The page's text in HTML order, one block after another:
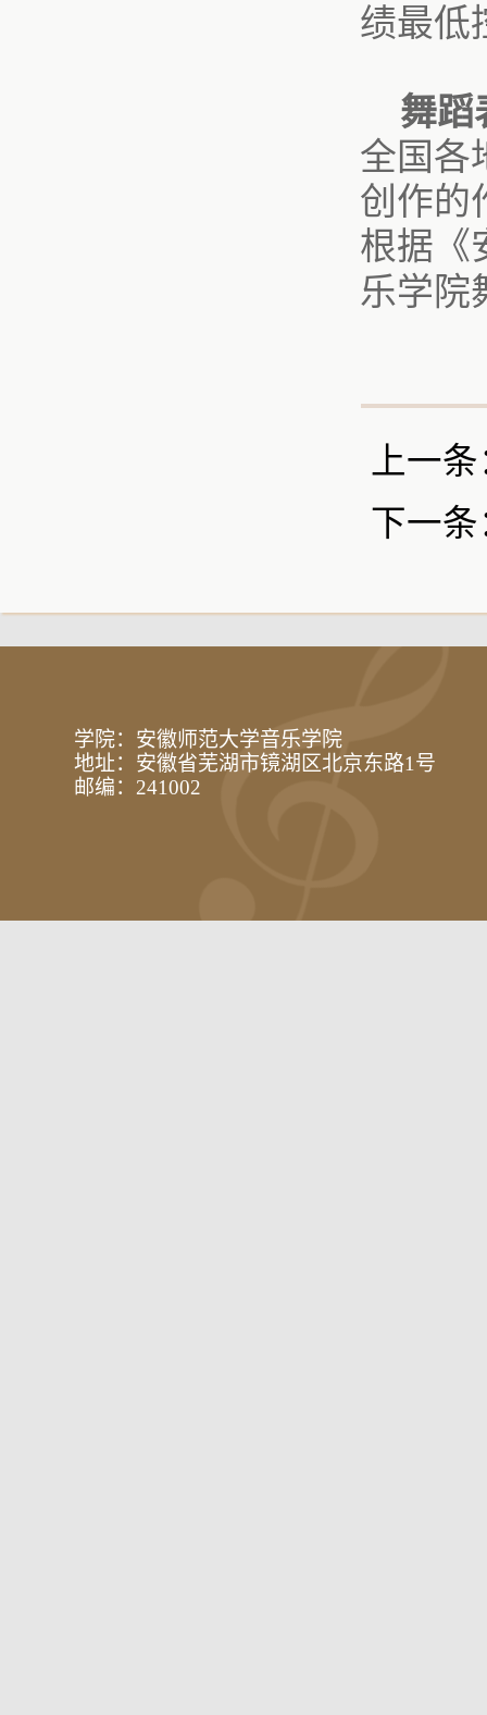
绩最低
舞蹈
全国各
创作的
根据《
乐学院
上一
下一条
学院：安徽师范大学音乐学院
地址：安徽省芜湖市镜湖区北京东路1号
邮编：241002